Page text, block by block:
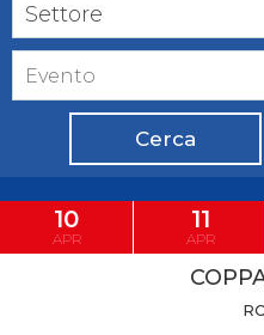
Settore
Cerca
10
APR
11
APR